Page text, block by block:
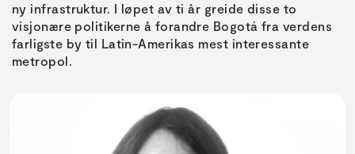
ny infrastruktur. I løpet av ti år greide disse to
visjonære politikerne å forandre Bogotá fra verdens
farligste by til Latin-Amerikas mest interessante
metropol.